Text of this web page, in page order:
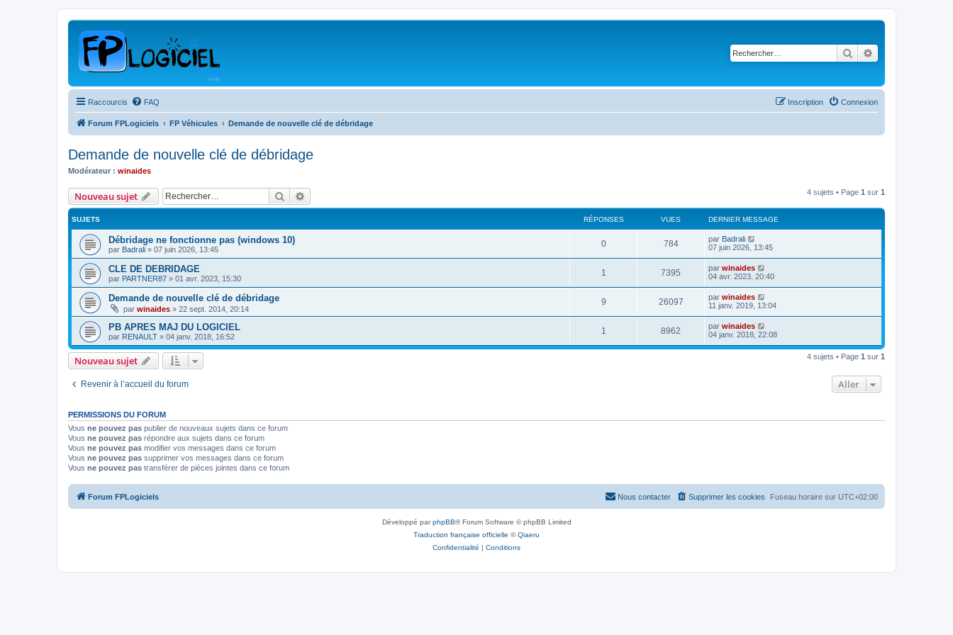
Rechercher
Raccourcis FAQ Connexion
Inscription
Forum FPLogiciels FP Véhicules Demande de nouvelle clé de débridage
Demande de nouvelle clé de débridage
Modérateur : winaides
Nouveau sujet Rechercher 4 sujets • Page 1 sur 1
SUJETS RÉPONSES VUES DERNIER MESSAGE
Débridage ne fonctionne pas (windows 10)
par Badrali » 07 juin 2026, 13:45
0 784 par Badrali
07 juin 2026, 13:45
CLE DE DEBRIDAGE
par PARTNER87 » 01 avr. 2023, 15:30
1 7395 par winaides
04 avr. 2023, 20:40
Demande de nouvelle clé de débridage
par winaides » 22 sept. 2014, 20:14
9 26097 par winaides
11 janv. 2019, 13:04
PB APRES MAJ DU LOGICIEL
par RENAULT » 04 janv. 2018, 16:52
1 8962 par winaides
04 janv. 2018, 22:08
Nouveau sujet 4 sujets • Page 1 sur 1
Revenir à l’accueil du forum Aller
PERMISSIONS DU FORUM
Vous ne pouvez pas publier de nouveaux sujets dans ce forum
Vous ne pouvez pas répondre aux sujets dans ce forum
Vous ne pouvez pas modifier vos messages dans ce forum
Vous ne pouvez pas supprimer vos messages dans ce forum
Vous ne pouvez pas transférer de pièces jointes dans ce forum
Forum FPLogiciels Fuseau horaire sur UTC+02:00
Supprimer les cookies
Nous contacter
Développé parphpBB® Forum Software © phpBB Limited
Traduction française officielle ©Qiaeru
Confidentialité | Conditions